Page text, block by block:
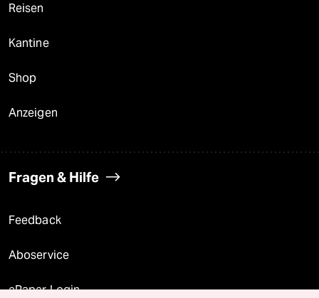
Reisen
Kantine
Shop
Anzeigen
Fragen & Hilfe
Feedback
Aboservice
ePaper Login